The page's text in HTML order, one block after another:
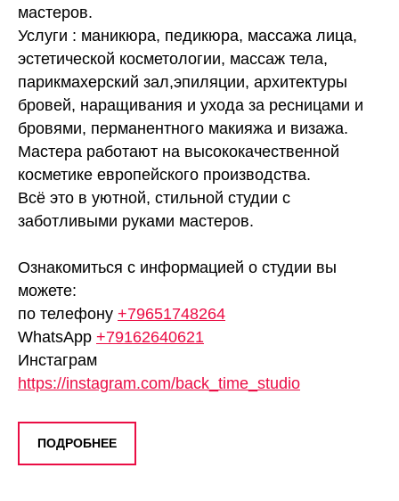
мастеров.
Услуги : маникюра, педикюра, массажа лица,
эстетической косметологии, массаж тела,
парикмахерский зал,эпиляции, архитектуры
бровей, наращивания и ухода за ресницами и
бровями, перманентного макияжа и визажа.
Мастера работают на высококачественной
косметике европейского производства.
Всё это в уютной, стильной студии с
заботливыми руками мастеров.
Ознакомиться с информацией о студии вы
можете:
по телефону +79651748264
WhatsApp +79162640621
Инстаграм
https://instagram.com/back_time_studio
ПОДРОБНЕЕ